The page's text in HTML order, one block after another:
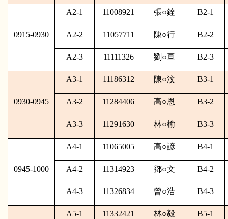
0915-0930
A2-1 11008921 張○銓 B2-1
A2-2 11057711 陳○行 B2-2
A2-3 11111326 劉 ○亘 B2-3
0930-0945
A3-1 11186312 陳○汶 B3-1
A3-2 11284406 高○恩 B3-2
A3-3 11291630 林○榆 B3-3
0945-1000
A4-1 11065005 高○諺 B4-1
A4-2 11314923 鄧○文 B4-2
A4-3 11326834 曾○浩 B4-3
A5-1 11332421 林○毅 B5-1